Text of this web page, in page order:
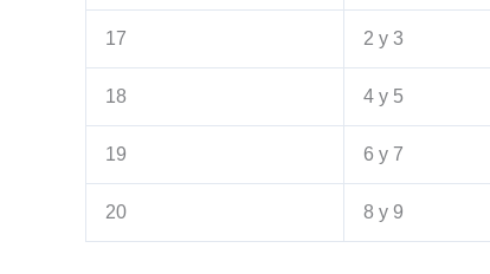
17 2 y 3
18 4 y 5
19 6 y 7
20 8 y 9